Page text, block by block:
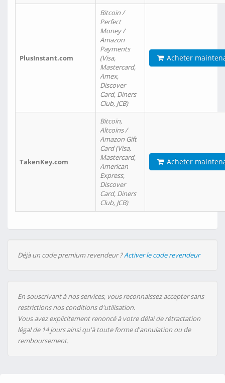
PlusInstant.com
Bitcoin /
Perfect
Money /
Amazon
Payments
(Visa,
Mastercard,
Amex,
Discover
Card, Diners
Club, JCB)
Acheter
TakenKey.com
Bitcoin,
Altcoins /
Amazon Gift
Card (Visa,
Mastercard,
American
Express,
Discover
Card, Diners
Club, JCB)
Acheter
Déjà un code premium revendeur ?Activer le code revendeur
En souscrivant à nos services, vous reconnaissez accepter sans
restrictions nos conditions d'utilisation.
Vous avez explicitement renoncé à votre délai de rétractation
légal de 14 jours ainsi qu'à toute forme d'annulation ou de
remboursement.